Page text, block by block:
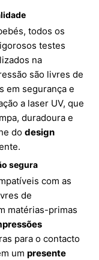
todos os
testes
na
são livres de
em segurança e
a laser UV, que
duradoura e
do design
segura
com as
de
matérias-primas
para o contacto
um presente